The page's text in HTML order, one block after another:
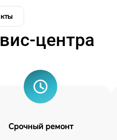
центра
Срочный ремонт